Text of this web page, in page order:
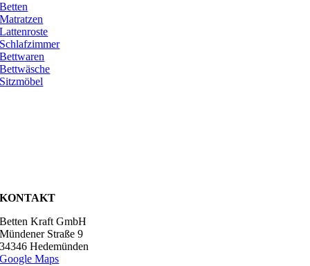
Betten
Matratzen
Lattenroste
Schlafzimmer
Bettwaren
Bettwäsche
Sitzmöbel
KONTAKT
Betten Kraft GmbH
Mündener Straße 9
34346 Hedemünden
Google Maps